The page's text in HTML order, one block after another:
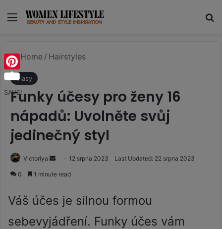
Menu
Home / Hairstyles
Vlasy
Funky účesy pro ženy 16
nápadů: Uvolněte svůj
jedinečný styl
Victoriya
Send 12 srpna 2023 Last Updated: 22 srpna 2023
0 1 minute read
Váš účes je silnou formou
sebevyjádření. Funky účes vám
Pinterest
SAVE!